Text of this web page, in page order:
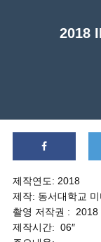
2018
제작연도: 2018
제작: 동서대학교
촬영 저작권 : 2018
제작시간: 06″